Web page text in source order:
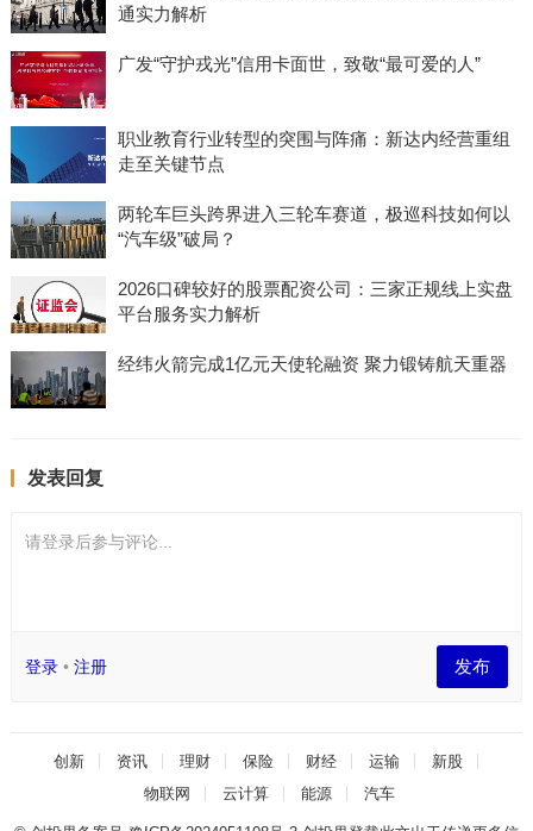
通实力解析
广发“守护戎光”信用卡面世，致敬“最可爱的人”
职业教育行业转型的突围与阵痛：新达内经营重组
走至关键节点
两轮车巨头跨界进入三轮车赛道，极巡科技如何以
“汽车级”破局？
2026口碑较好的股票配资公司：三家正规线上实盘
平台服务实力解析
经纬火箭完成1亿元天使轮融资 聚力锻铸航天重器
发表回复
请登录后参与评论...
登录• 注册 发布
创新 资讯 理财 保险 财经 运输
新股
物联网
云计算 能源 汽车